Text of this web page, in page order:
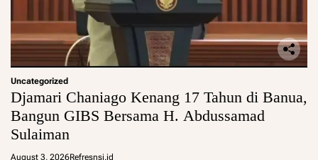
Uncategorized
Djamari Chaniago Kenang 17 Tahun di Banua,
Bangun GIBS Bersama H. Abdussamad
Sulaiman
August 3, 2026Refresnsi.id